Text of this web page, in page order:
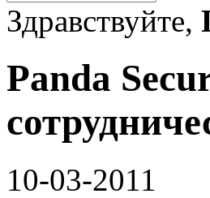
Здравствуйте,
Panda
10-03-2011